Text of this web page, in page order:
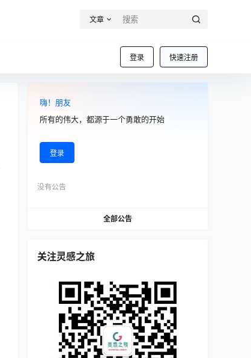
文章
登录 快速注册
嗨！朋友
所有的伟大，都源于一个勇敢的开始
登录
没有公告
全部公告
关注灵感之旅